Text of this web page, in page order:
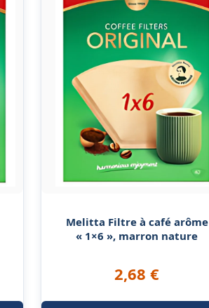
Melitta Filtre à café arôme
« 1×6 », marron nature
2,68 €